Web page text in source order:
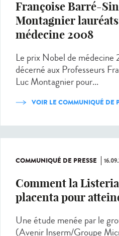
Françoise Barré-
Montagnier
médecine 2008
Le prix Nobel de
décerné aux Professeurs
Luc Montagnier pour...
VOIR LE COMMUNIQUÉ DE
COMMUNIQUÉ DE PRESSE
Comment la
placenta pour
Une étude menée par le
(Avenir Inserm/Groupe